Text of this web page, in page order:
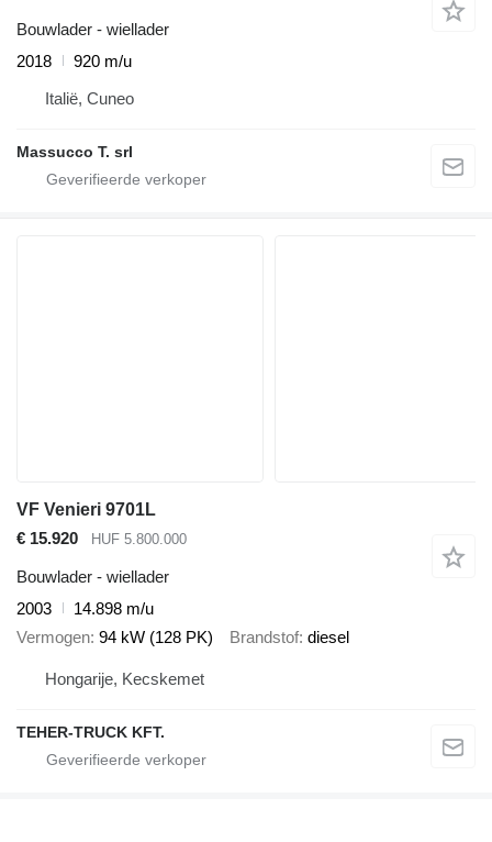
Bouwlader - wiellader
2018
920 m/u
Italië, Cuneo
Massucco T. srl
VF Venieri 9701L
€ 15.920
HUF 5.800.000
Bouwlader - wiellader
2003
14.898 m/u
Vermogen 94 kW (128 PK) Brandstof diesel
Hongarije, Kecskemet
TEHER-TRUCK KFT.